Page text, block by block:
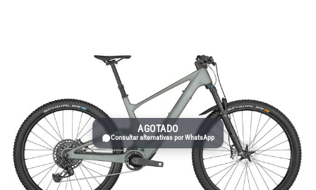
AGOTADO
Consultar alternativas por WhatsApp